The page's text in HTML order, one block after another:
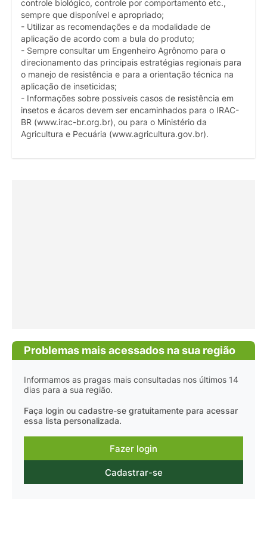
controle biológico, controle por comportamento etc.,
sempre que disponível e apropriado;
- Utilizar as recomendações e da modalidade de
aplicação de acordo com a bula do produto;
- Sempre consultar um Engenheiro Agrônomo para o
direcionamento das principais estratégias regionais para
o manejo de resistência e para a orientação técnica na
aplicação de inseticidas;
- Informações sobre possíveis casos de resistência em
insetos e ácaros devem ser encaminhados para o IRAC-
BR (www.irac-br.org.br), ou para o Ministério da
Agricultura e Pecuária (www.agricultura.gov.br).
Problemas mais acessados na sua região
Informamos as pragas mais consultadas nos últimos 14
dias para a sua região.
Faça login ou cadastre-se gratuitamente para acessar
essa lista personalizada.
Fazer login
Cadastrar-se